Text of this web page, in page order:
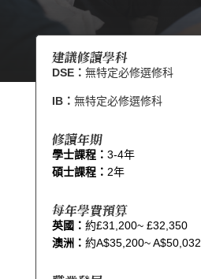
建議修讀學科
DSE： 無特定必修選修科
IB： 無特定必修選修科
修讀年期
學士課程： 3-4年
碩士課程： 2年
每年學費預算
英國： 約£31,200~ £32,350
澳洲： 約A$35,200~ A$50,032